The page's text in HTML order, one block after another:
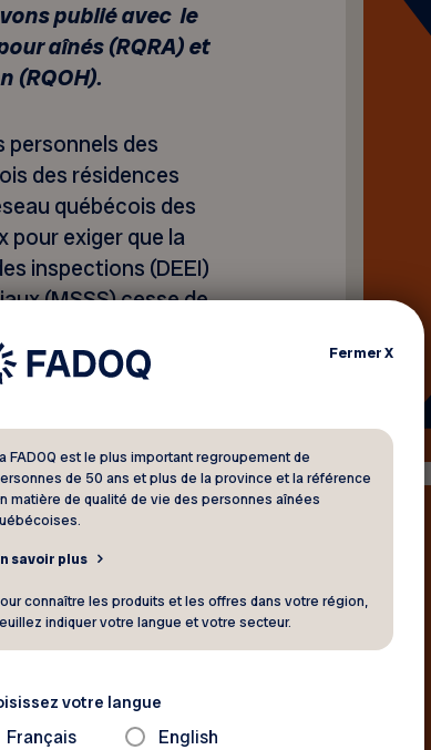
publié avec le
aînés (RQRA) et
(RQOH).
des
des résidences
québécois des
pour exiger que la
inspections (DEEI)
(MSSS) cesse de
de naissance et
dans la vie
vivre en résidence.
privé au
services de santé et
le pouvoir d’exiger
pour exercer leurs
applicable aux
RPA.
FermerX
FADOQ est le plus important regroupement de
de 50 ans et plus de la province et la référence
matière de qualité de vie des personnes aînées
savoir plus
connaître les produits et les offres dans votre région,
indiquer votre langue et votre secteur.
votre langue
Français English